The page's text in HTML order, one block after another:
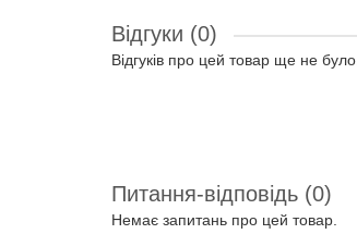
Відгуки (0)
Відгуків про цей товар ще не було.
Питання-відповідь (0)
Немає запитань про цей товар.